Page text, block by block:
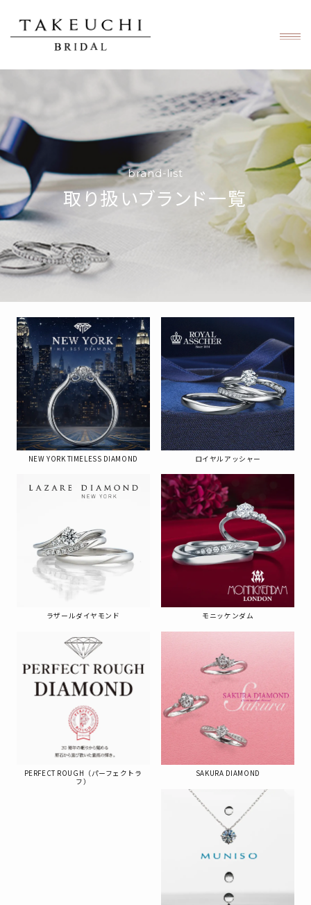
brand-list
取り扱いブランド一覧
NEW YORK TIMELESS DIAMOND ロイヤルアッシャー
ラザールダイヤモンド モニッケンダム
PERFECT ROUGH（パーフェクトラ
フ）
SAKURA DIAMOND